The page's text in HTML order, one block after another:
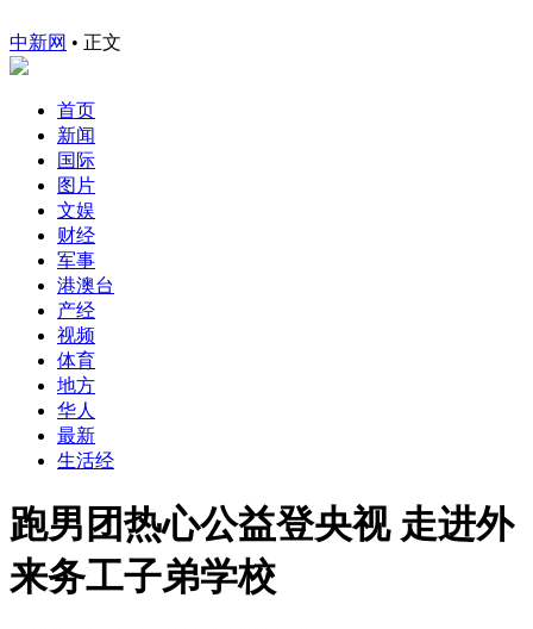
中新网 • 正文
首页
新闻
国际
图片
文娱
财经
军事
港澳台
产经
视频
体育
地方
华人
最新
生活经
跑男团热心公益登央视 走进外
来务工子弟学校